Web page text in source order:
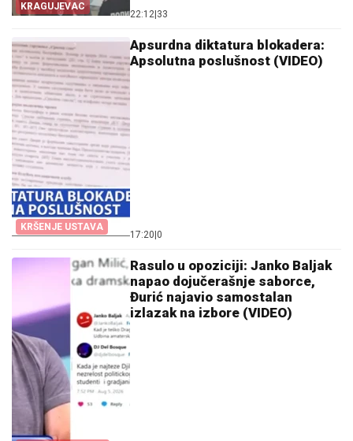
KRAGUJEVAC
22:12 33
KRŠENJE USTAVA
Apsurdna diktatura blokadera:
Apsolutna poslušnost (VIDEO)
17:20 0
Rasulo u opoziciji: Janko Baljak
napao dojučerašnje saborce,
Đurić najavio samostalan
izlazak na izbore (VIDEO)